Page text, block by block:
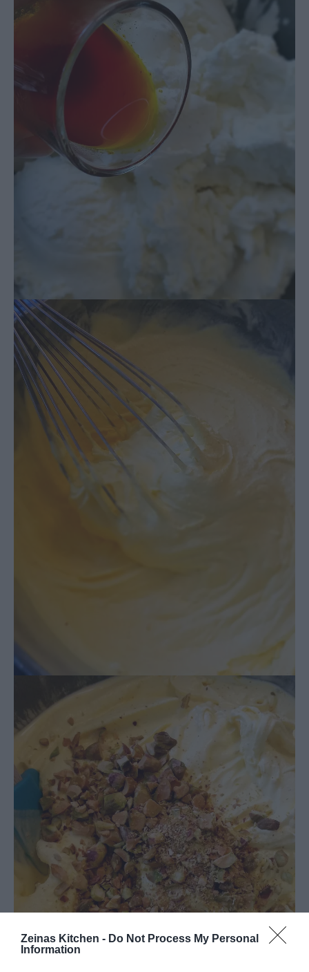
Zeinas Kitchen - Do Not Process My Personal
Information